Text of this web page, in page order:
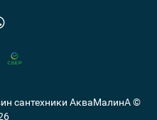
сантехники АкваМалинА ©